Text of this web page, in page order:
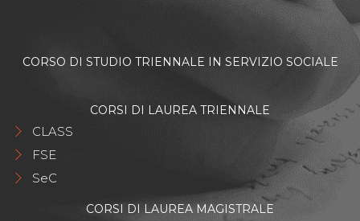
CORSO DI STUDIO TRIENNALE IN SERVIZIO SOCIALE
CORSI DI LAUREA TRIENNALE
CLASS
FSE
SeC
CORSI DI LAUREA MAGISTRALE